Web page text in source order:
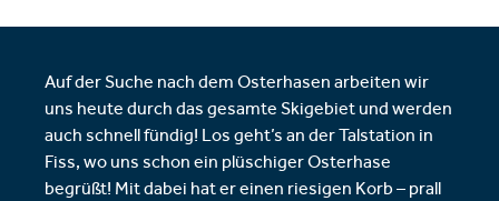
Auf der Suche nach dem Osterhasen arbeiten wir
uns heute durch das gesamte Skigebiet und werden
auch schnell fündig! Los geht’s an der Talstation in
Fiss, wo uns schon ein plüschiger Osterhase
begrüßt! Mit dabei hat er einen riesigen Korb – prall